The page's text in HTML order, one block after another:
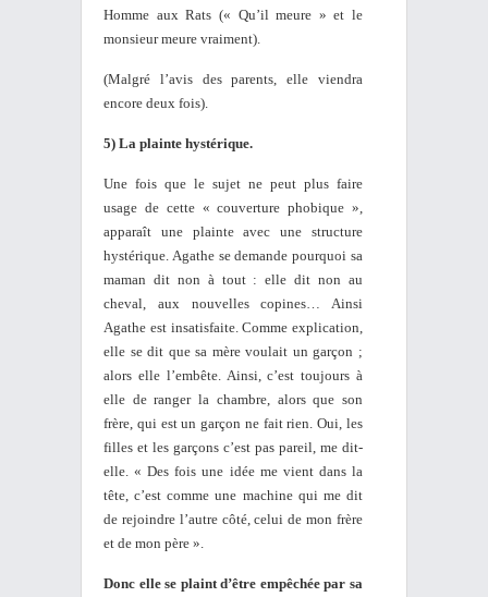
Homme aux Rats (« Qu’il meure » et le
monsieur meure vraiment).
(Malgré l’avis des parents, elle viendra
encore deux fois).
5) La plainte hystérique.
Une fois que le sujet ne peut plus faire
usage de cette « couverture phobique »,
apparaît une plainte avec une structure
hystérique. Agathe se demande pourquoi sa
maman dit non à tout : elle dit non au
cheval, aux nouvelles copines… Ainsi
Agathe est insatisfaite. Comme explication,
elle se dit que sa mère voulait un garçon ;
alors elle l’embête. Ainsi, c’est toujours à
elle de ranger la chambre, alors que son
frère, qui est un garçon ne fait rien. Oui, les
filles et les garçons c’est pas pareil, me dit-
elle. « Des fois une idée me vient dans la
tête, c’est comme une machine qui me dit
de rejoindre l’autre côté, celui de mon frère
et de mon père ».
Donc elle se plaint d’être empêchée par sa